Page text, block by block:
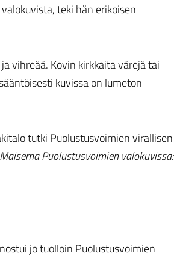
teki hän erikoisen
vihreää. Kovin kirkkaita värejä tai
kuvissa on lumeton
tutki Puolustusvoimien virallisen
Maisema Puolustusvoimien valokuvissa:
jo tuolloin Puolustusvoimien